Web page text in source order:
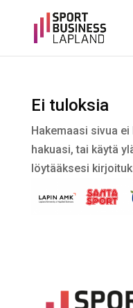
Ei tuloksia
Hakemaasi sivua
hakuasi, tai käytä
löytääksesi